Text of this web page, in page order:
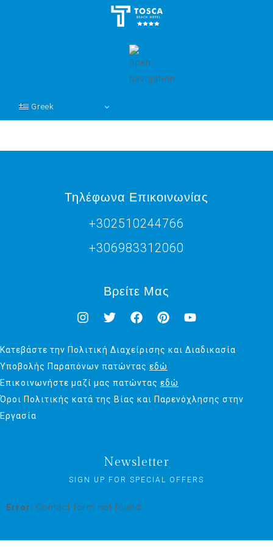
Greek
Τηλέφωνα Επικοινωνίας
+302510244766
+306983312060
Βρείτε Μας
Κατεβάστε την Πολιτική Διαχείρισης και Διαδικασία
Υποβολής Παραπόνων πατώντας εδώ
Επικοινωνήστε μαζί μας πατώντας εδώ
Όροι Πολιτικής κατά της Βίας και Παρενόχλησης στην
Εργασία
Newsletter
SIGN UP FOR SPECIAL OFFERS
Error: Contact form not found.